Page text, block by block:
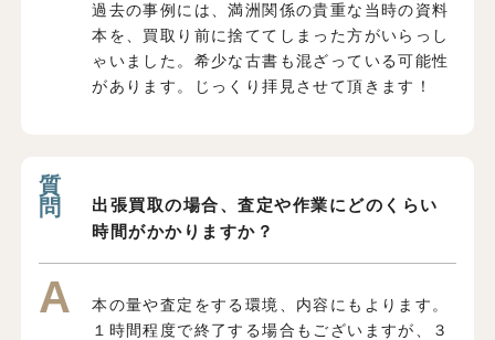
過去の事例には、満洲関係の貴重な当時の資料
本を、買取り前に捨ててしまった方がいらっし
ゃいました。希少な古書も混ざっている可能性
があります。じっくり拝見させて頂きます！
出張買取の場合、査定や作業にどのくらい
時間がかかりますか？
本の量や査定をする環境、内容にもよります。
１時間程度で終了する場合もございますが、３